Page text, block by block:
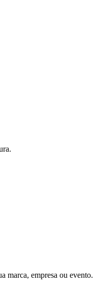
marca, empresa ou evento.